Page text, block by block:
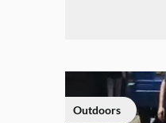
Outdoors